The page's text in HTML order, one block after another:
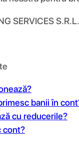
SERVICES S.R.L.
banii în
cu reducerile?
cont?